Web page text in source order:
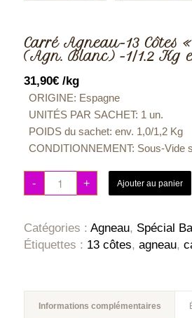
Carré Agneau-13 Côtes
(Agn. Blanc) -1/1.2 Kg
31,90€ /kg
ORIGINE: Espagne
UNITÉS PAR SACHET: 1 un.
POIDS du sachet: env. 1,0/1,2 Kg
CONDITIONNEMENT: Sous-Vide
- + Ajouter au panier
Catégories : Agneau, Spécial
Étiquettes : 13 côtes, agneau,
Informations complémentaires